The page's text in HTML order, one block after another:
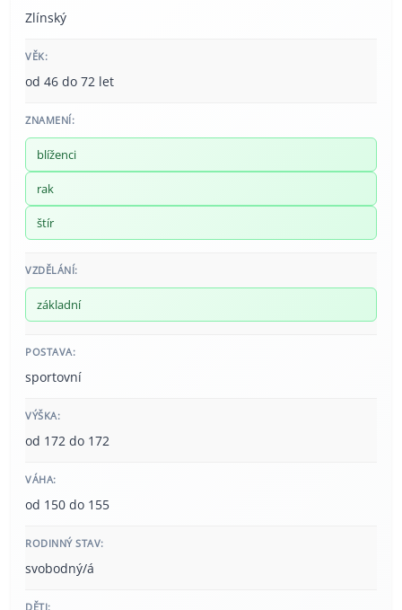
Zlínský
VĚK:
od 46 do 72 let
ZNAMENÍ:
blíženci
rak
štír
VZDĚLÁNÍ:
základní
POSTAVA:
sportovní
VÝŠKA:
od 172 do 172
VÁHA:
od 150 do 155
RODINNÝ STAV:
svobodný/á
DĚTI: